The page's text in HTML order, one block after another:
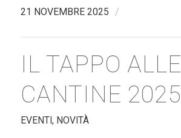
21 NOVEMBRE 2025 /
IL TAPPO ALLE
CANTINE 2025
EVENTI, NOVITÀ